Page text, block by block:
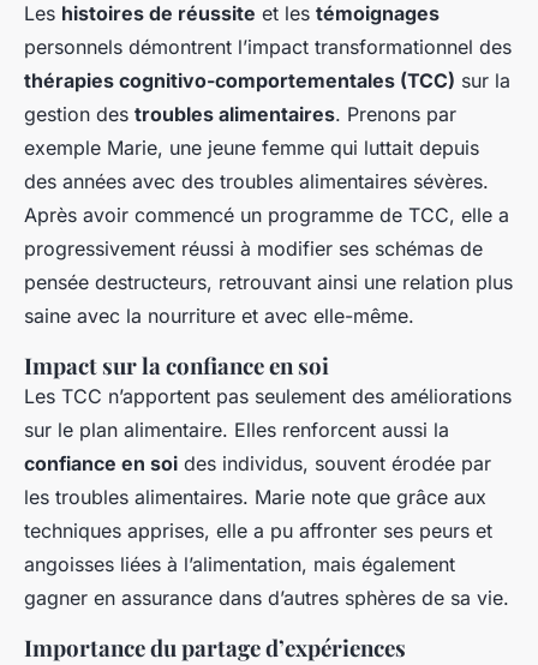
Les histoires de réussite et les témoignages
personnels démontrent l’impact transformationnel des
thérapies cognitivo-comportementales (TCC) sur la
gestion des troubles alimentaires. Prenons par
exemple Marie, une jeune femme qui luttait depuis
des années avec des troubles alimentaires sévères.
Après avoir commencé un programme de TCC, elle a
progressivement réussi à modifier ses schémas de
pensée destructeurs, retrouvant ainsi une relation plus
saine avec la nourriture et avec elle-même.
Impact sur la confiance en soi
Les TCC n’apportent pas seulement des améliorations
sur le plan alimentaire. Elles renforcent aussi la
confiance en soi des individus, souvent érodée par
les troubles alimentaires. Marie note que grâce aux
techniques apprises, elle a pu affronter ses peurs et
angoisses liées à l’alimentation, mais également
gagner en assurance dans d’autres sphères de sa vie.
Importance du partage d’expériences